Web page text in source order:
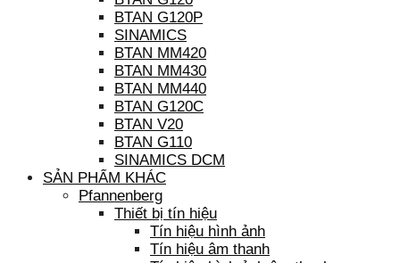
BTAN G120P
SINAMICS
BTAN MM420
BTAN MM430
BTAN MM440
BTAN G120C
BTAN V20
BTAN G110
SINAMICS DCM
SẢN PHẨM KHÁC
Pfannenberg
Thiết bị tín hiệu
Tín hiệu hình ảnh
Tín hiệu âm thanh